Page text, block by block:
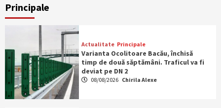
Principale
Actualitate Principale
Varianta Ocolitoare Bacău, închisă
timp de două săptămâni. Traficul va fi
deviat pe DN 2
08/08/2026 Chirila Alexe